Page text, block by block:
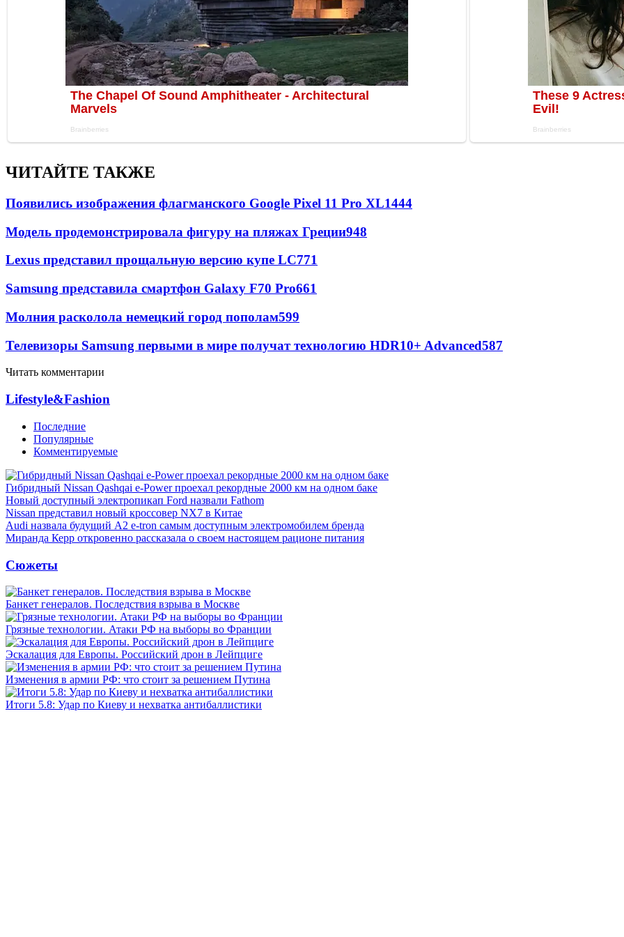
ЧИТАЙТЕ ТАКЖЕ
Появились изображения флагманского Google Pixel 11 Pro XL1444
Модель продемонстрировала фигуру на пляжах Греции948
Lexus представил прощальную версию купе LC771
Samsung представила смартфон Galaxy F70 Pro661
Молния расколола немецкий город пополам599
Телевизоры Samsung первыми в мире получат технологию HDR10+ Advanced587
Читать комментарии
Lifestyle&Fashion
Последние
Популярные
Комментируемые
Гибридный Nissan Qashqai e-Power проехал рекордные 2000 км на одном баке
Новый доступный электропикап Ford назвали Fathom
Nissan представил новый кроссовер NX7 в Китае
Audi назвала будущий A2 e-tron самым доступным электромобилем бренда
Миранда Керр откровенно рассказала о своем настоящем рационе питания
Сюжеты
Банкет генералов. Последствия взрыва в Москве
Грязные технологии. Атаки РФ на выборы во Франции
Эскалация для Европы. Российский дрон в Лейпциге
Изменения в армии РФ: что стоит за решением Путина
Итоги 5.8: Удар по Киеву и нехватка антибаллистики